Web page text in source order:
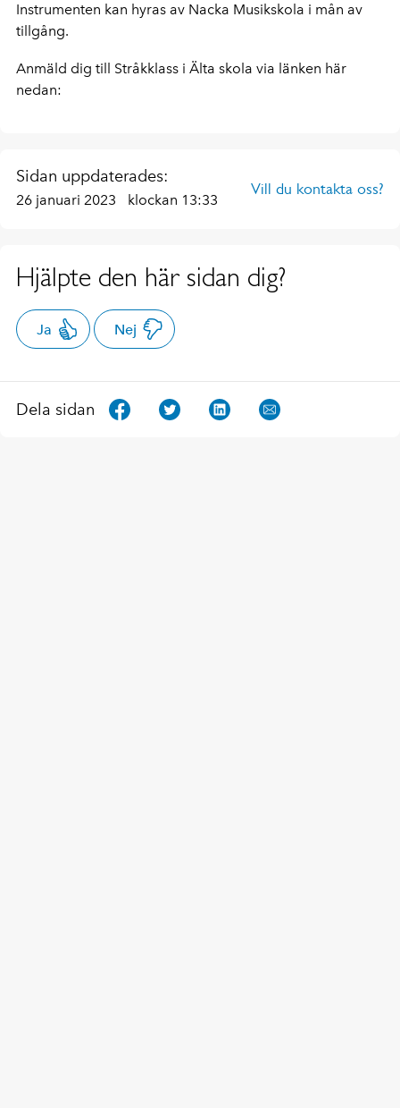
Instrumenten kan hyras av Nacka Musikskola i mån av
tillgång.
Anmäld dig till Stråkklass i Älta skola via länken här
nedan:
Sidan uppdaterades:
26 januari 2023 klockan 13:33
Vill du kontakta oss?
Hjälpte den här sidan dig?
Ja Nej
Dela sidan